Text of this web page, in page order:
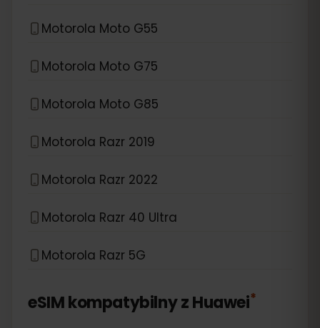
Motorola Moto G55
Motorola Moto G75
Motorola Moto G85
Motorola Razr 2019
Motorola Razr 2022
Motorola Razr 40 Ultra
Motorola Razr 5G
eSIM kompatybilny zHuawei*